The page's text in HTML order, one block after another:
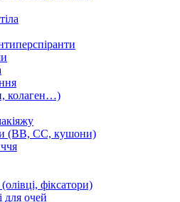
колаген…)
(BB, CC, кушони)
фіксатори)
для очей